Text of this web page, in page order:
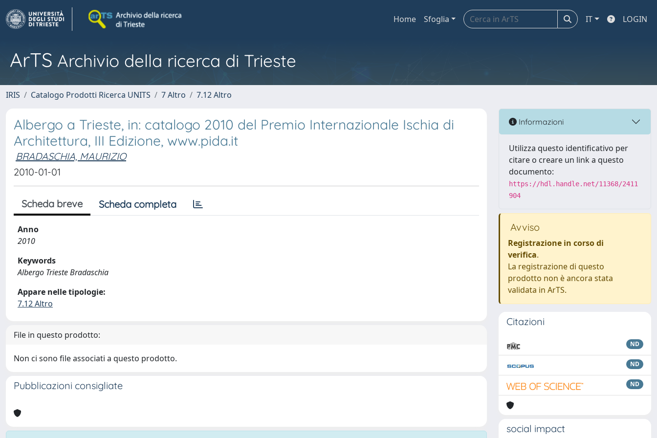
Home Sfoglia IT LOGIN
ArTS Archivio della ricerca di Trieste
IRIS Catalogo Prodotti Ricerca UNITS 7 Altro 7.12 Altro
Albergo a Trieste, in: catalogo 2010 del Premio Internazionale Ischia di
Architettura, III Edizione, www.pida.it
BRADASCHIA, MAURIZIO
2010-01-01
Scheda breve Scheda completa
Anno
2010
Keywords
Albergo Trieste Bradaschia
Appare nelle tipologie:
7.12 Altro
File in questo prodotto:
Non ci sono file associati a questo prodotto.
Pubblicazioni consigliate
Informazioni
Utilizza questo identificativo per
citare o creare un link a questo
documento:
https://hdl.handle.net/11368/2411
904
Avviso
Registrazione in corso di
verifica.
La registrazione di questo
prodotto non è ancora stata
validata in ArTS.
Citazioni
ND
ND
ND
social impact